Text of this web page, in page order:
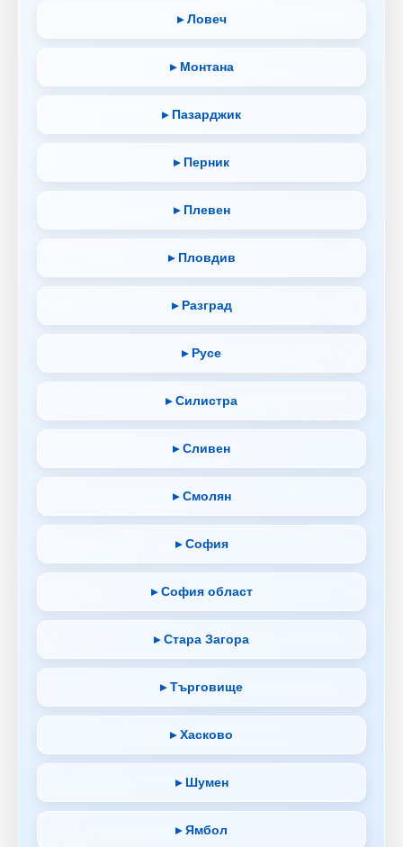
▸ Ловеч
▸ Монтана
▸ Пазарджик
▸ Перник
▸ Плевен
▸ Пловдив
▸ Разград
▸ Русе
▸ Силистра
▸ Сливен
▸ Смолян
▸ София
▸ София област
▸ Стара Загора
▸ Търговище
▸ Хасково
▸ Шумен
▸ Ямбол